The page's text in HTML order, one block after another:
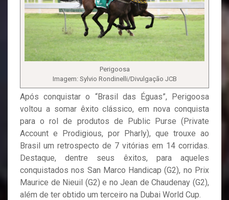
Perigoosa
Imagem: Sylvio Rondinelli/Divulgação JCB
Após conquistar o “Brasil das Éguas”, Perigoosa
voltou a somar êxito clássico, em nova conquista
para o rol de produtos de Public Purse (Private
Account e Prodigious, por Pharly), que trouxe ao
Brasil um retrospecto de 7 vitórias em 14 corridas.
Destaque, dentre seus êxitos, para aqueles
conquistados nos San Marco Handicap (G2), no Prix
Maurice de Nieuil (G2) e no Jean de Chaudenay (G2),
além de ter obtido um terceiro na Dubai World Cup.